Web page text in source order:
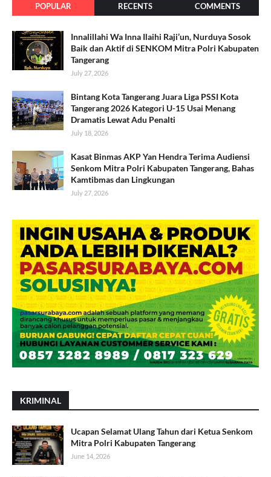
POPULAR RECENTS COMMENTS
Innalillahi Wa Inna Ilaihi Raji’un, Nurduya Sosok
Baik dan Aktif di SENKOM Mitra Polri Kabupaten
Tangerang
July 27, 2026
Bintang Kota Tangerang Juara Liga PSSI Kota
Tangerang 2026 Kategori U-15 Usai Menang
Dramatis Lewat Adu Penalti
July 18, 2026
Kasat Binmas AKP Yan Hendra Terima Audiensi
Senkom Mitra Polri Kabupaten Tangerang, Bahas
Kamtibmas dan Lingkungan
July 27, 2026
KRIMINAL
Ucapan Selamat Ulang Tahun dari Ketua Senkom
Mitra Polri Kabupaten Tangerang
June 14, 2026